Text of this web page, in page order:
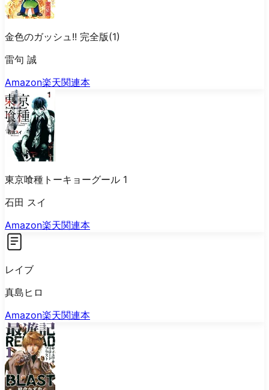
金色のガッシュ!! 完全版(1)
雷句 誠
Amazon楽天関連本
東京喰種トーキョーグール 1
石田 スイ
Amazon楽天関連本
レイブ
真島ヒロ
Amazon楽天関連本